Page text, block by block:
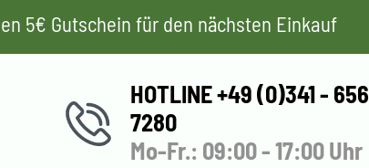
5€ Gutschein für den nächsten Einkauf
HOTLINE +49 (0)341 - 656
7280
Mo-Fr.: 09:00 - 17:00 Uhr